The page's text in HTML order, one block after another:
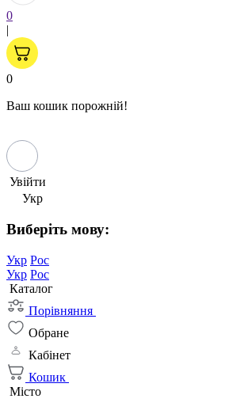
0
|
0
Ваш кошик порожній!
Увійти
Укр
Виберіть мову:
Укр Рос
Укр Рос
Каталог
Порівняння
Обране
Кабінет
Кошик
Місто